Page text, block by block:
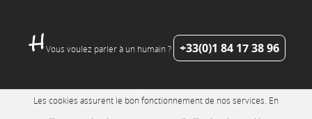
Vous voulez parler à un humain ? +33(0)1 84 17 38 96
Les cookies assurent le bon fonctionnement de nos services. En